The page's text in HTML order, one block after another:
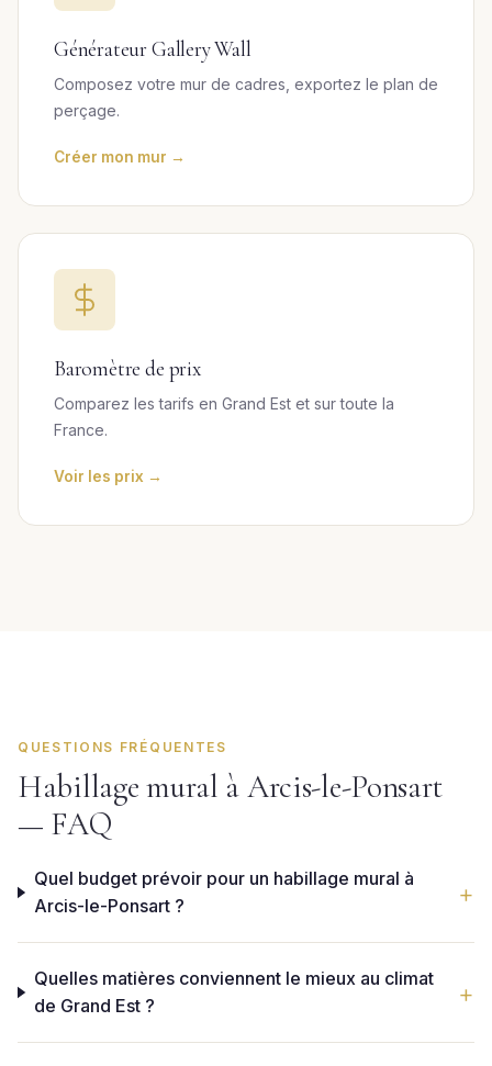
Générateur Gallery Wall
Composez votre mur de cadres, exportez le plan de
perçage.
Créer mon mur →
Baromètre de prix
Comparez les tarifs en Grand Est et sur toute la
France.
Voir les prix →
QUESTIONS FRÉQUENTES
Habillage mural à Arcis-le-Ponsart
— FAQ
Quel budget prévoir pour un habillage mural à
Arcis-le-Ponsart ?
Quelles matières conviennent le mieux au climat
de Grand Est ?